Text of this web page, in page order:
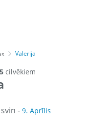
Valerija
cilvēkiem
- 9. Aprīlis